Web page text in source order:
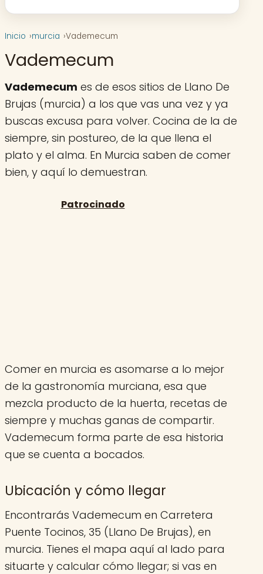
Inicio murcia Vademecum
Vademecum
Vademecum es de esos sitios de Llano De
Brujas (murcia) a los que vas una vez y ya
buscas excusa para volver. Cocina de la de
siempre, sin postureo, de la que llena el
plato y el alma. En Murcia saben de comer
bien, y aquí lo demuestran.
Comer en murcia es asomarse a lo mejor
de la gastronomía murciana, esa que
mezcla producto de la huerta, recetas de
siempre y muchas ganas de compartir.
Vademecum forma parte de esa historia
que se cuenta a bocados.
Ubicación y cómo llegar
Encontrarás Vademecum en Carretera
Puente Tocinos, 35 (Llano De Brujas), en
murcia. Tienes el mapa aquí al lado para
situarte y calcular cómo llegar; si vas en